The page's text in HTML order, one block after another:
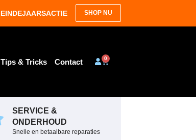
EINDEJAARSACTIE SHOP NU
Tips & Tricks Contact 0
SERVICE &
ONDERHOUD
Snelle en betaalbare reparaties